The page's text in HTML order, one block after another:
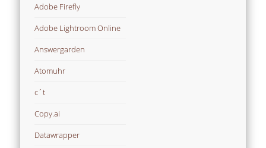
Adobe Firefly
Adobe Lightroom Online
Answergarden
Atomuhr
c´t
Copy.ai
Datawrapper